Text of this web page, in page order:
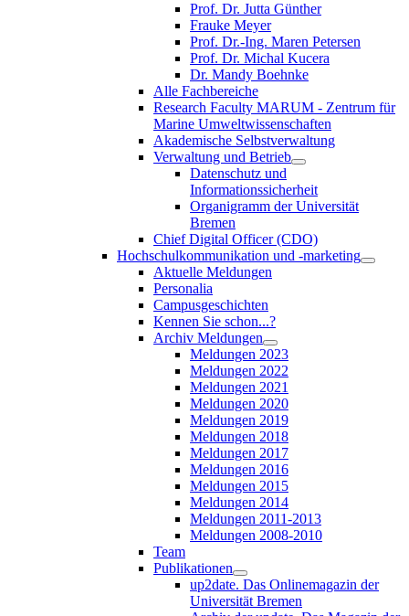
Prof. Dr. Jutta Günther
Frauke Meyer
Prof. Dr.-Ing. Maren Petersen
Prof. Dr. Michal Kucera
Dr. Mandy Boehnke
Alle Fachbereiche
Research Faculty MARUM - Zentrum für
Marine Umweltwissenschaften
Akademische Selbstverwaltung
Verwaltung und Betrieb
Datenschutz und
Informationssicherheit
Organigramm der Universität
Bremen
Chief Digital Officer (CDO)
Hochschulkommunikation und -marketing
Aktuelle Meldungen
Personalia
Campusgeschichten
Kennen Sie schon...?
Archiv Meldungen
Meldungen 2023
Meldungen 2022
Meldungen 2021
Meldungen 2020
Meldungen 2019
Meldungen 2018
Meldungen 2017
Meldungen 2016
Meldungen 2015
Meldungen 2014
Meldungen 2011-2013
Meldungen 2008-2010
Team
Publikationen
up2date. Das Onlinemagazin der
Universität Bremen